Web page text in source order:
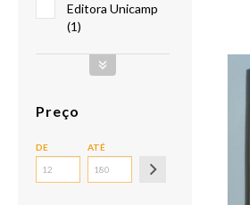
Editora Unicamp
(1)
Preço
DE ATÉ